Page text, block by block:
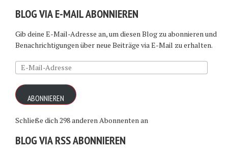
BLOG VIA E-MAIL ABONNIEREN
Gib deine E-Mail-Adresse an, um diesen Blog zu abonnieren und
Benachrichtigungen über neue Beiträge via E-Mail zu erhalten.
E-
Mail-
Adresse
ABONNIEREN
Schließe dich 298 anderen Abonnenten an
BLOG VIA RSS ABONNIEREN